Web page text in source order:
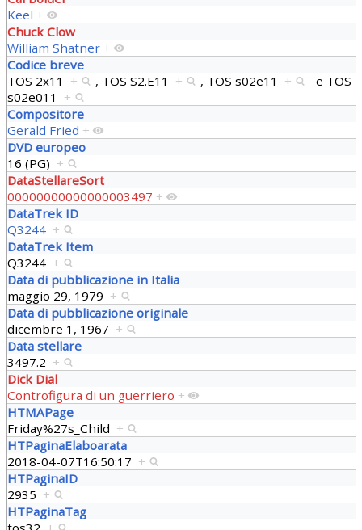
Keel +
Chuck Clow
William Shatner +
Codice breve
TOS 2x11 + , TOS S2.E11 + , TOS s02e11 + e TOS
s02e011 +
Compositore
Gerald Fried +
DVD europeo
16 (PG) +
DataStellareSort
00000000000000003497 +
DataTrek ID
Q3244 +
DataTrek Item
Q3244 +
Data di pubblicazione in Italia
maggio 29, 1979 +
Data di pubblicazione originale
dicembre 1, 1967 +
Data stellare
3497.2 +
Dick Dial
Controfigura di un guerriero +
HTMAPage
Friday%27s_Child +
HTPaginaElaboarata
2018-04-07T16:50:17 +
HTPaginaID
2935 +
HTPaginaTag